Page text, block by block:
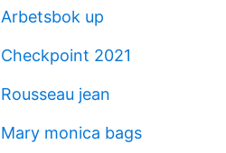
Arbetsbok up
Checkpoint 2021
Rousseau jean
Mary monica bags